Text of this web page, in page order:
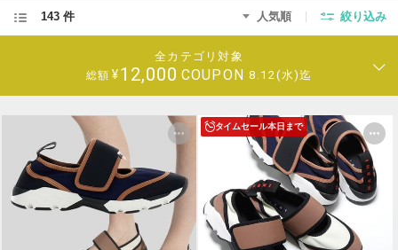
143 件 人気順 絞り込み
全カテゴリ対象
総額 ¥12,000 COUPON 8.12(水)迄
タイムセール本日まで